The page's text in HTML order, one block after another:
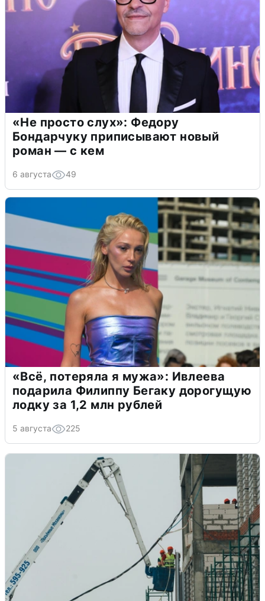
«Не просто слух»: Федору
Бондарчуку приписывают новый
роман — с кем
6 августа 49
«Всё, потеряла я мужа»: Ивлеева
подарила Филиппу Бегаку дорогущую
лодку за 1,2 млн рублей
5 августа 225